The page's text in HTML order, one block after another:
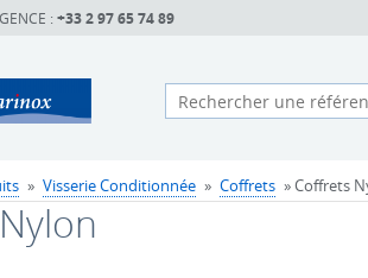
: +33 2 97 65 74 89
» Visserie Conditionnée » Coffrets » Coffrets